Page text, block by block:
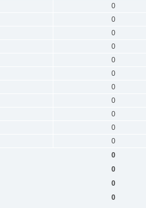
0
0
0
0
0
0
0
0
0
0
0
0
0
0
0